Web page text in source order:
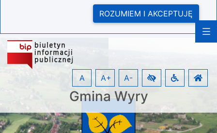
ROZUMIEM I AKCEPTUJĘ
Gmina Wyry
A A+ A-